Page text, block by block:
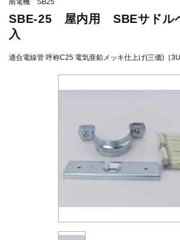
南電機 SB25
SBE-25 屋内用 SBEサドル
入
適合電線管 呼称C25 電気亜鉛メッキ仕上げ(三価)［